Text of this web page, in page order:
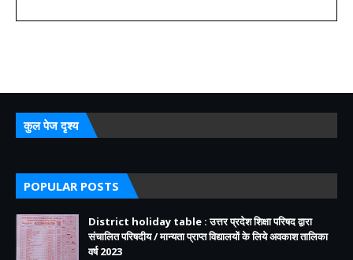
कुल पेज दृश्य
POPULAR POSTS
District holiday table : उत्तर प्रदेश शिक्षा परिषद द्वारा
संचालित परिषदीय / मान्यता प्राप्त विद्यालयों के लिये अवकाश तालिका
वर्ष 2023